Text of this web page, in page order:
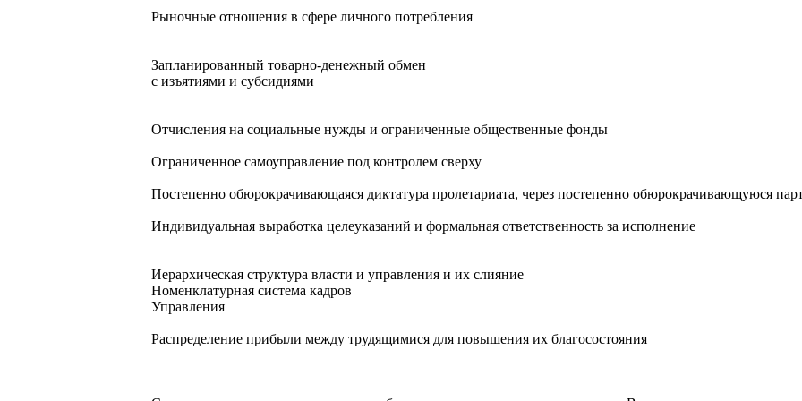
Рыночные отношения в сфере личного потребления
Запланированный товарно-денежный обмен
с изъятиями и субсидиями
Отчисления на социальные нужды и ограниченные общественные фонды
Ограниченное самоуправление под контролем сверху
Постепенно обюрокрачивающаяся диктатура пролетариата, через постепенно обюрокрачивающуюся
Индивидуальная выработка целеуказаний и формальная ответственность за исполнение
Иерархическая структура власти и управления и их слияние
Номенклатурная система кадров
Управления
Распределение прибыли между трудящимися для повышения их благосостояния